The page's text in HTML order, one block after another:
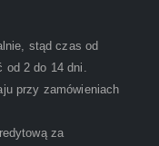
stąd czas od
2 do 14 dni.
przy zamówieniach
za